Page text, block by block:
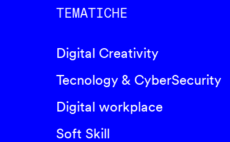
TEMATICHE
Digital Creativity
Tecnology & CyberSecurity
Digital workplace
Soft Skill